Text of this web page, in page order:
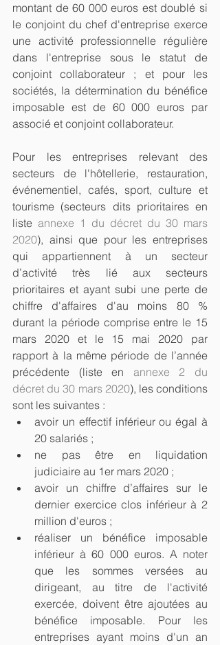
montant de 60 000 euros est doublé si
le conjoint du chef d'entreprise exerce
une activité professionnelle régulière
dans l'entreprise sous le statut de
conjoint collaborateur ; et pour les
sociétés, la détermination du bénéfice
imposable est de 60 000 euros par
associé et conjoint collaborateur.
Pour les entreprises relevant des
secteurs de l'hôtellerie, restauration,
événementiel, cafés, sport, culture et
tourisme (secteurs dits prioritaires en
liste annexe 1 du décret du 30 mars
2020), ainsi que pour les entreprises
qui appartiennent à un secteur
d’activité très lié aux secteurs
prioritaires et ayant subi une perte de
chiffre d'affaires d'au moins 80 %
durant la période comprise entre le 15
mars 2020 et le 15 mai 2020 par
rapport à la même période de l’année
précédente (liste en annexe 2 du
décret du 30 mars 2020), les conditions
sont les suivantes :
avoir un effectif inférieur ou égal à
20 salariés ;
ne pas être en liquidation
judiciaire au 1er mars 2020 ;
avoir un chiffre d’affaires sur le
dernier exercice clos inférieur à 2
million d'euros ;
réaliser un bénéfice imposable
inférieur à 60 000 euros. A noter
que les sommes versées au
dirigeant, au titre de l'activité
exercée, doivent être ajoutées au
bénéfice imposable. Pour les
entreprises ayant moins d'un an